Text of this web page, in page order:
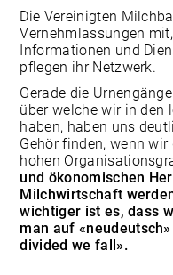
Die Vereinigten
Vernehmlassungen
Informationen und
pflegen ihr Netzwerk.
Gerade die
über welche wir in den
haben, haben uns
Gehör finden, wenn
hohen
und ökonomischen
Milchwirtschaft
wichtiger ist es, dass
man auf
divided we fall».